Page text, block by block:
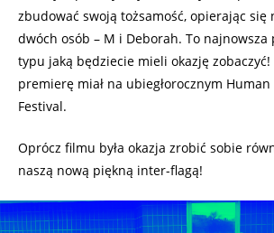
zbudować swoją tożsamość, opierając się
dwóch osób – M i Deborah. To
typu jaką będziecie mieli okazję zobaczyć!
premierę miał na ubiegłorocznym
Festival.
Oprócz filmu była okazja zrobić sobie
naszą nową piękną inter-flagą!